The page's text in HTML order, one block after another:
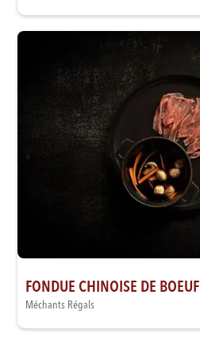
FONDUE CHINOISE DE BOEUF
Méchants Régals